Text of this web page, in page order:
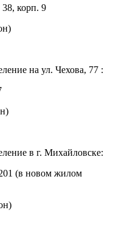
38, корп. 9
на ул. Чехова, 77 :
в г. Михайловске:
(в новом жилом